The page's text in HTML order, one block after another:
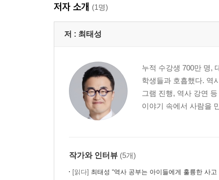
23강 조선 후기(조직, 외교)
24강 조선 후기(경제)
25강 조선 후기(사회)
27강 조선 후기(문화 2) 28강 개항기(흥선 대원군)
29강 개항기(개항~갑신정변)
30강 개항기(동학 농민 운동~대한 제국)
31강 국권 피탈과 저항
32강 개항기(경제)
35강 일제 강점기(1910년대 저항)
37강 일제 강점기(1930년대 이후 저항)
저자 소개 (1명)
저 : 최태성
누적 수강생 700만 명,
학생들과 호흡했다. 역
그램 진행, 역사 강연
이야기 속에서 사람을
작가와 인터뷰 (5개)
[읽다] 최태성 “역사 공부는 아이들에게 훌륭한 사고 훈